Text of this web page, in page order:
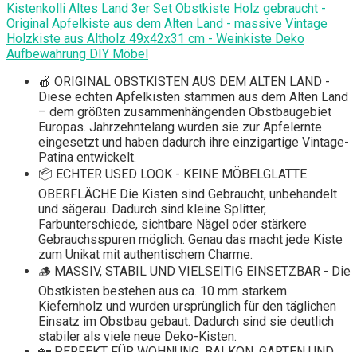
Kistenkolli Altes Land 3er Set Obstkiste Holz gebraucht -
Original Apfelkiste aus dem Alten Land - massive Vintage
Holzkiste aus Altholz 49x42x31 cm - Weinkiste Deko
Aufbewahrung DIY Möbel
🍎 ORIGINAL OBSTKISTEN AUS DEM ALTEN LAND -
Diese echten Apfelkisten stammen aus dem Alten Land
– dem größten zusammenhängenden Obstbaugebiet
Europas. Jahrzehntelang wurden sie zur Apfelernte
eingesetzt und haben dadurch ihre einzigartige Vintage-
Patina entwickelt.
📦 ECHTER USED LOOK - KEINE MÖBELGLATTE
OBERFLÄCHE Die Kisten sind Gebraucht, unbehandelt
und sägerau. Dadurch sind kleine Splitter,
Farbunterschiede, sichtbare Nägel oder stärkere
Gebrauchsspuren möglich. Genau das macht jede Kiste
zum Unikat mit authentischem Charme.
🪵 MASSIV, STABIL UND VIELSEITIG EINSETZBAR - Die
Obstkisten bestehen aus ca. 10 mm starkem
Kiefernholz und wurden ursprünglich für den täglichen
Einsatz im Obstbau gebaut. Dadurch sind sie deutlich
stabiler als viele neue Deko-Kisten.